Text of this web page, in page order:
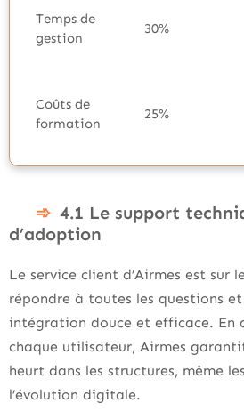
Temps de
gestion
30%
Coûts de
formation
25%
4.1 Le support
d’adoption
Le service client d’Airmes est sur
répondre à toutes les questions et
intégration douce et efficace. En
chaque utilisateur, Airmes
heurt dans les structures, même
l’évolution digitale.